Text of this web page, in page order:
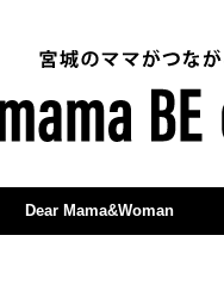
Dear Mama&Woman